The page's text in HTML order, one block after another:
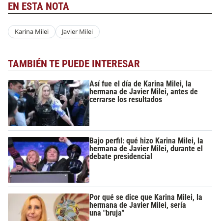
EN ESTA NOTA
Karina Milei Javier Milei
TAMBIÉN TE PUEDE INTERESAR
Así fue el día de Karina Milei, la
hermana de Javier Milei, antes de
cerrarse los resultados
Bajo perfil: qué hizo Karina Milei, la
hermana de Javier Milei, durante el
debate presidencial
Por qué se dice que Karina Milei, la
hermana de Javier Milei, sería
una "bruja"